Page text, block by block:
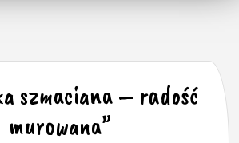
szmaciana – radość
murowana”